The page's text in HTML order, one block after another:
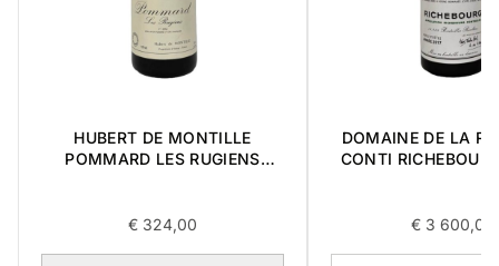
HUBERT DE MONTILLE
POMMARD LES RUGIENS
€ 324,00
DOMAINE DE LA
CONTI
€3 600,00